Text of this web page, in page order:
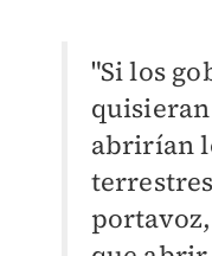
"Si los
abrirían